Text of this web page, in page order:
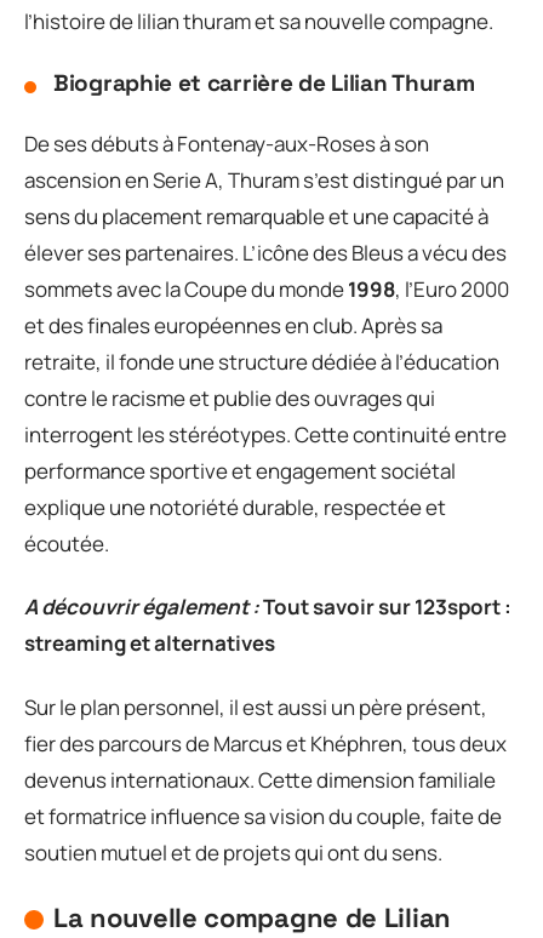
l’histoire de lilian thuram et sa nouvelle compagne.
Biographie et carrière de Lilian Thuram
De ses débuts à Fontenay-aux-Roses à son
ascension en Serie A, Thuram s’est distingué par un
sens du placement remarquable et une capacité à
élever ses partenaires. L’icône des Bleus a vécu des
sommets avec la Coupe du monde1998, l’Euro 2000
et des finales européennes en club. Après sa
retraite, il fonde une structure dédiée à l’éducation
contre le racisme et publie des ouvrages qui
interrogent les stéréotypes. Cette continuité entre
performance sportive et engagement sociétal
explique une notoriété durable, respectée et
écoutée.
A découvrir également :Tout savoir sur 123sport :
streaming et alternatives
Sur le plan personnel, il est aussi un père présent,
fier des parcours de Marcus et Khéphren, tous deux
devenus internationaux. Cette dimension familiale
et formatrice influence sa vision du couple, faite de
soutien mutuel et de projets qui ont du sens.
La nouvelle compagne de Lilian